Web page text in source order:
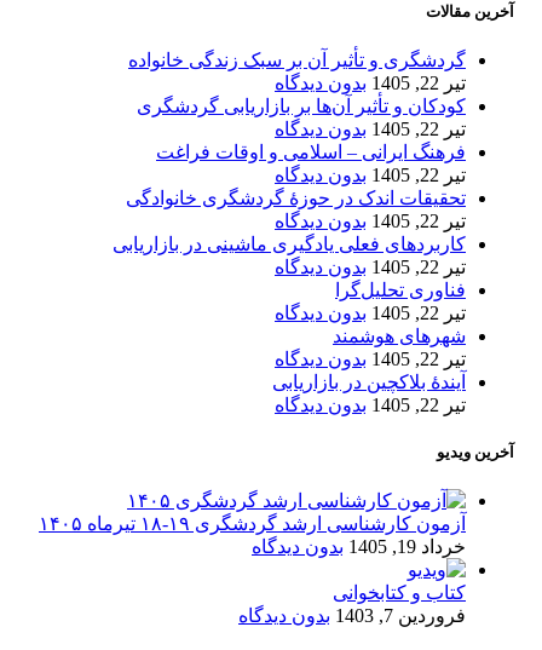
آخرین مقالات
گردشگری و تأثیر آن بر سبک زندگی خانواده
تیر 22, 1405
بدون دیدگاه
کودکان و تأثیر آن‌ها بر بازاریابی گردشگری
تیر 22, 1405
بدون دیدگاه
فرهنگ ایرانی – اسلامی و اوقات فراغت
تیر 22, 1405
بدون دیدگاه
تحقیقات اندک در حوزۀ گردشگری خانوادگی
تیر 22, 1405
بدون دیدگاه
کاربردهای فعلی یادگیری ماشینی در بازاریابی
تیر 22, 1405
بدون دیدگاه
فناوری تحلیل‌گرا
تیر 22, 1405
بدون دیدگاه
شهرهای هوشمند
تیر 22, 1405
بدون دیدگاه
آیندۀ بلاکچین در بازاریابی
تیر 22, 1405
بدون دیدگاه
آخرین ویدیو
آزمون کارشناسی ارشد گردشگری ۱۹-۱۸ تیرماه ۱۴۰۵
خرداد 19, 1405
بدون دیدگاه
کتاب و کتابخوانی
فروردین 7, 1403
بدون دیدگاه